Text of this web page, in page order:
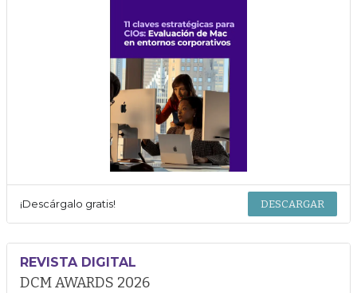
¡Descárgalo gratis! DESCARGAR
REVISTA DIGITAL
DCM AWARDS 2026